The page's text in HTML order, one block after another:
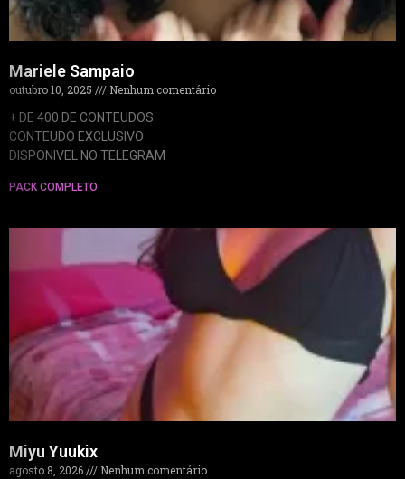
Mariele Sampaio
outubro 10, 2025
Nenhum comentário
+ DE 400 DE CONTEUDOS
CONTEUDO EXCLUSIVO
DISPONIVEL NO TELEGRAM
PACK COMPLETO
Miyu Yuukix
agosto 8, 2026
Nenhum comentário